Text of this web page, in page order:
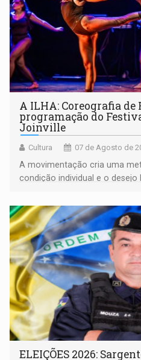
A ILHA: Coreografia
programação do
Joinville
Cultura 07 de Agosto de
A movimentação cria uma
condição individual e o desejo
ELEIÇÕES 2026: